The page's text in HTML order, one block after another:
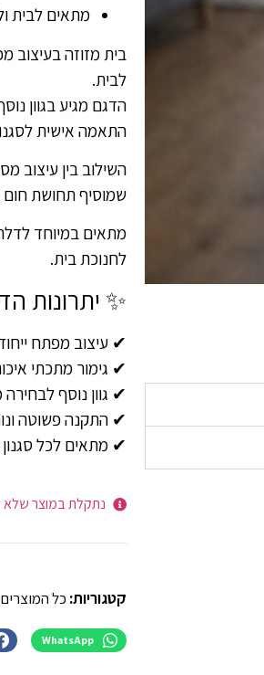
מתאים לבית
בית מזוזה בעיצוב
לבית.
הדגם מגיע בגוון
התאמה אישית
השילוב בין עיצוב
שמוסיף תחושת
מתאים במיוחד
לחנוכת בית.
✨ יתרונות
✔ עיצוב מפתח
✔ גימור מתכתי
✔ גוון נוסף
✔ התקנה פשוטה
✔ מתאים לכל סגנון
נתקלת במוצר שלא
קטגוריות: כל המוצרים
WhatsApp